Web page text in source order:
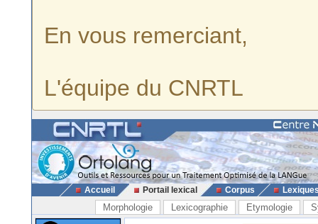
En vous remerciant,
L'équipe du CNRTL
Accueil Portail lexical Corpus
Morphologie Lexicographie Etymologie